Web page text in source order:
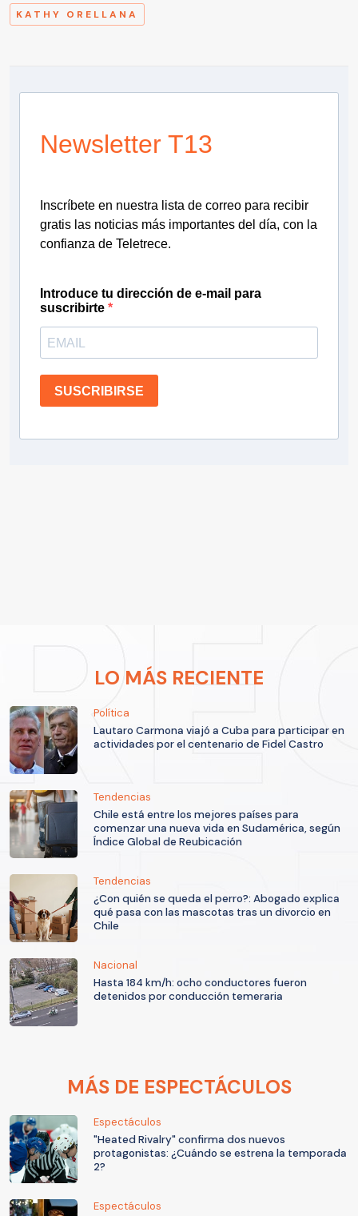
KATHY ORELLANA
Newsletter T13
Inscríbete en nuestra lista de correo para recibir
gratis las noticias más importantes del día, con la
confianza de Teletrece.
Introduce tu dirección de e-mail para
suscribirte
SUSCRIBIRSE
LO MÁS RECIENTE
Política
Lautaro Carmona viajó a Cuba para participar en
actividades por el centenario de Fidel Castro
Tendencias
Chile está entre los mejores países para
comenzar una nueva vida en Sudamérica, según
Índice Global de Reubicación
Tendencias
¿Con quién se queda el perro?: Abogado explica
qué pasa con las mascotas tras un divorcio en
Chile
Nacional
Hasta 184 km/h: ocho conductores fueron
detenidos por conducción temeraria
MÁS DE ESPECTÁCULOS
Espectáculos
"Heated Rivalry" confirma dos nuevos
protagonistas: ¿Cuándo se estrena la temporada
2?
Espectáculos